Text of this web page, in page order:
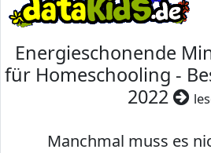
Energieschonende
für Homeschooling -
2022
Manchmal muss es